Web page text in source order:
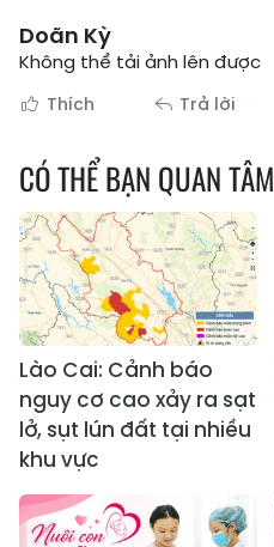
Doãn Kỳ
Không thể tải ảnh lên được
Thích Trả lời
CÓ THỂ BẠN QUAN TÂM
Lào Cai: Cảnh báo
nguy cơ cao xảy ra sạt
lở, sụt lún đất tại nhiều
khu vực